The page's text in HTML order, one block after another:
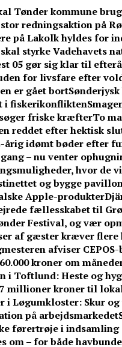
Tønder kommune
redningsaktion på
på Lakolk hyldes for
styrke Vadehavets
05 gør sig klar til
for livsfare efter
er gået bort
i fiskerikonflikten
friske kræfterTo
reddet efter hektisk
årig idømt bøder efter
– nu venter
hvor de
og bygge
Apple-produkter
fællesskabet til
Festival, og vær
af gæster kræver
afviser
kroner om
i Toftlund: Heste og
millioner kroner til
i Løgumkloster: Skur
på arbejdsmarkedet
førertrøje i
om – for både